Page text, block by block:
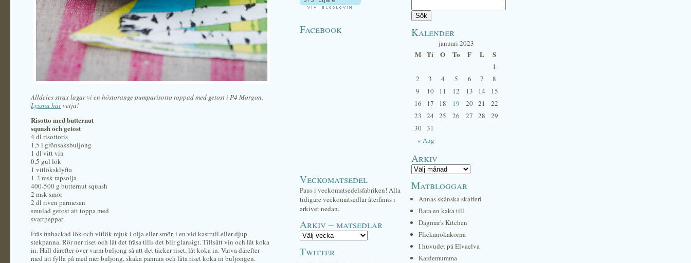
Alldeles strax lagar vi en höstorange pumparisotto toppad med getost i P4 Morgon.
Lyssna härvetja!
Risotto med butternut
squash och getost
4 dl risottoris
1,5 l grönsaksbuljong
1 dl vitt vin
0,5 gul lök
1 vitlöksklyfta
1-2 msk rapsolja
400-500 g butternut squash
2 msk smör
2 dl riven parmesan
smulad getost att toppa med
svartpeppar
Fräs finhackad lök och vitlök mjuk i olja eller smör, i en vid kastrull eller djup
stekpanna. Rör ner riset och låt det fräsa tills det blir glansigt. Tillsätt vin och låt koka
in. Häll därefter över varm buljong så att det täcker riset, låt koka in. Varva därefter
med att fylla på med mer buljong, skaka pannan och låta riset koka in buljongen.
Facebook
Veckomatsedel
Paus i veckomatsedelsfabriken! Alla
tidigare veckomatsedlar återfinns i
arkivet nedan.
Arkiv – matsedlar
Twitter
Kalender
januari 2023
M Ti O To F L S
« Aug
1
2
3 4 5 6 7
8
9
10 11 12 13 14
15
16
17 18 19 20 21
22
23
24 25 26 27 28
29
30 31
Arkiv
Matbloggar
Annas skånska skafferi
Bara en kaka till
Dagmar's Kitchen
Flickanokakorna
I huvudet på Elvaelva
Kardemumma